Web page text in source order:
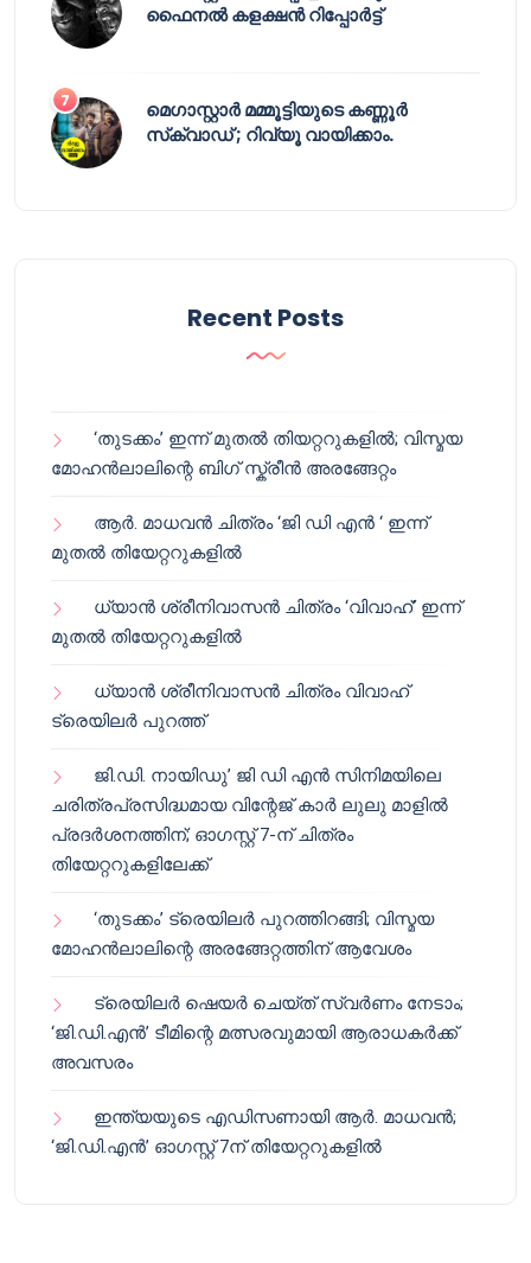
ഫൈനൽ കളക്ഷൻ റിപ്പോർട്ട്
മെഗാസ്റ്റാർ മമ്മൂട്ടിയുടെ കണ്ണൂർ
സ്‌ക്വാഡ് ; റിവ്യൂ വായിക്കാം.
Recent Posts
‘തുടക്കം’ ഇന്ന് മുതൽ തിയറ്ററുകളിൽ; വിസ്മയ
മോഹൻലാലിന്റെ ബിഗ് സ്ക്രീൻ അരങ്ങേറ്റം
ആർ. മാധവൻ ചിത്രം ‘ജി ഡി എൻ ‘ ഇന്ന്
മുതൽ തിയേറ്ററുകളിൽ
ധ്യാൻ ശ്രീനിവാസൻ ചിത്രം ‘വിവാഹ്’ ഇന്ന്
മുതൽ തിയേറ്ററുകളിൽ
ധ്യാൻ ശ്രീനിവാസൻ ചിത്രം വിവാഹ്
ട്രെയിലർ പുറത്ത്
ജി.ഡി. നായിഡു’ ജി ഡി എൻ സിനിമയിലെ
ചരിത്രപ്രസിദ്ധമായ വിന്റേജ് കാർ ലുലു മാളിൽ
പ്രദർശനത്തിന്; ഓഗസ്റ്റ് 7-ന് ചിത്രം
തിയേറ്ററുകളിലേക്ക്
‘തുടക്കം’ ട്രെയിലർ പുറത്തിറങ്ങി; വിസ്മയ
മോഹൻലാലിന്റെ അരങ്ങേറ്റത്തിന് ആവേശം
ട്രെയിലർ ഷെയർ ചെയ്‌ത് സ്വർണം നേടാം;
‘ജി.ഡി.എൻ’ ടീമിന്റെ മത്സരവുമായി ആരാധകർക്ക്
അവസരം
ഇന്ത്യയുടെ എഡിസണായി ആർ. മാധവൻ;
‘ജി.ഡി.എൻ’ ഓഗസ്റ്റ് 7ന് തിയേറ്ററുകളിൽ